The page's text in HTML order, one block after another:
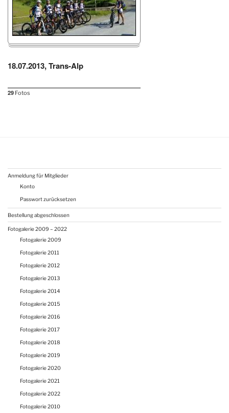
18.07.2013, Trans-Alp
29 Fotos
Anmeldung für Mitglieder
Konto
Passwort zurücksetzen
Bestellung abgeschlossen
Fotogalerie 2009 – 2022
Fotogalerie 2009
Fotogalerie 2011
Fotogalerie 2012
Fotogalerie 2013
Fotogalerie 2014
Fotogalerie 2015
Fotogalerie 2016
Fotogalerie 2017
Fotogalerie 2018
Fotogalerie 2019
Fotogalerie 2020
Fotogalerie 2021
Fotogalerie 2022
Fotogalerie 2010